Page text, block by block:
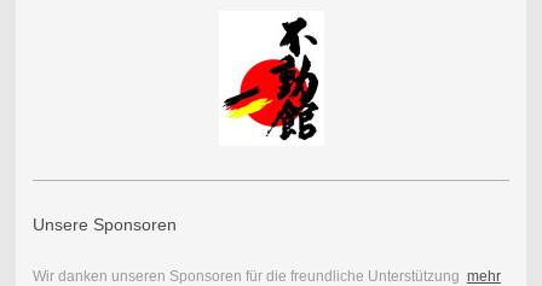
Unsere Sponsoren
Wir danken unseren Sponsoren für die freundliche Unterstützung mehr